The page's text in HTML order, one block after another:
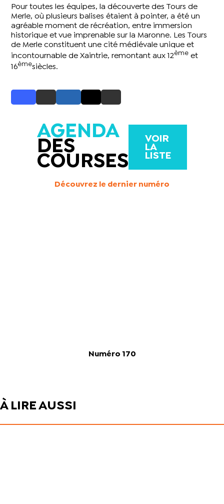
Pour toutes les équipes, la découverte des Tours de
Merle, où plusieurs balises étaient à pointer, a été un
agréable moment de récréation, entre immersion
historique et vue imprenable sur la Maronne. Les Tours
de Merle constituent une cité médiévale unique et
incontournable de Xaintrie, remontant aux 12ème et
16èmesiècles.
AGENDA
DES
COURSES
VOIR
LA
LISTE
Découvrez le dernier numéro
Numéro 170
À LIRE AUSSI